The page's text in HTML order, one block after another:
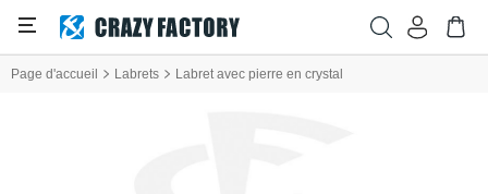
Page d'accueil Labrets Labret avec pierre en crystal